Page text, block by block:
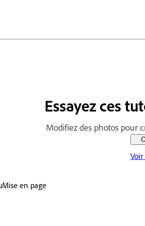
Essayez ces
Modifiez des photos pour
Mise en page